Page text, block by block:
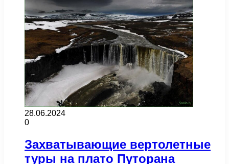
28.06.2024
0
Захватывающие вертолетные
туры на плато Путорана